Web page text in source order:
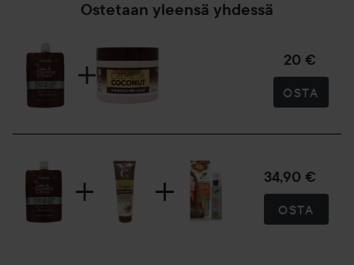
Ostetaan yleensä yhdessä
20 €
OSTA
34,90 €
OSTA